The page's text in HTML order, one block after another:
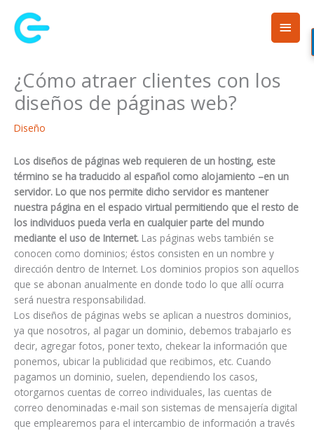
contenido
¿Cómo atraer clientes con los
diseños de páginas web?
Diseño
Los diseños de páginas web requieren de un hosting, este
término se ha traducido al español como alojamiento –en un
servidor. Lo que nos permite dicho servidor es mantener
nuestra página en el espacio virtual permitiendo que el resto de
los individuos pueda verla en cualquier parte del mundo
mediante el uso de Internet. Las páginas webs también se
conocen como dominios; éstos consisten en un nombre y
dirección dentro de Internet. Los dominios propios son aquellos
que se abonan anualmente en donde todo lo que allí ocurra
será nuestra responsabilidad.
Los diseños de páginas webs se aplican a nuestros dominios,
ya que nosotros, al pagar un dominio, debemos trabajarlo es
decir, agregar fotos, poner texto, chekear la información que
ponemos, ubicar la publicidad que recibimos, etc. Cuando
pagamos un dominio, suelen, dependiendo los casos,
otorgarnos cuentas de correo individuales, las cuentas de
correo denominadas e-mail son sistemas de mensajería digital
que emplearemos para el intercambio de información a través